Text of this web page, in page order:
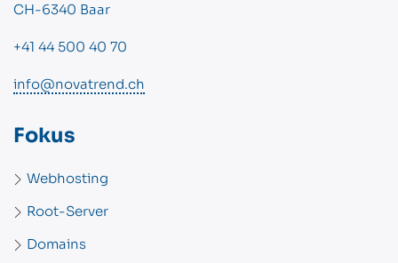
CH-6340 Baar
+41 44 500 40 70
info@novatrend.ch
Fokus
Webhosting
Root-Server
Domains